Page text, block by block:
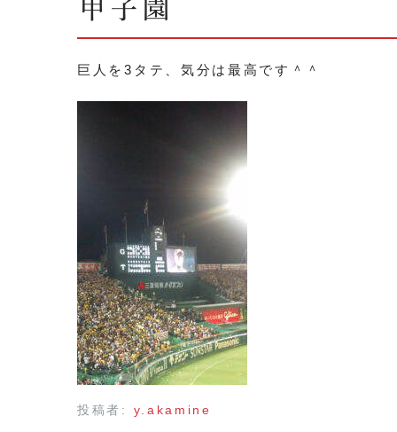
甲子園
巨人を3タテ、気分は最高です＾＾
投稿者: y.akamine